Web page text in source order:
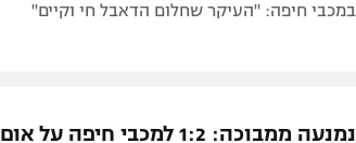
במכבי חיפה: "העיקר שחלום הדאבל חי וקיים"
נמנעה ממבוכה: 1:2 למכבי